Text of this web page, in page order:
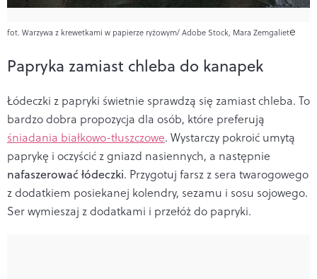
fot. Warzywa z krewetkami w papierze ryżowym/ Adobe Stock, Mara Zemgaliete
Papryka zamiast chleba do kanapek
Łódeczki z papryki świetnie sprawdzą się zamiast chleba. To
bardzo dobra propozycja dla osób, które preferują
śniadania białkowo-tłuszczowe. Wystarczy pokroić umytą
paprykę i oczyścić z gniazd nasiennych, a następnie
nafaszerować łódeczki. Przygotuj farsz z sera twarogowego
z dodatkiem posiekanej kolendry, sezamu i sosu sojowego.
Ser wymieszaj z dodatkami i przełóż do papryki.